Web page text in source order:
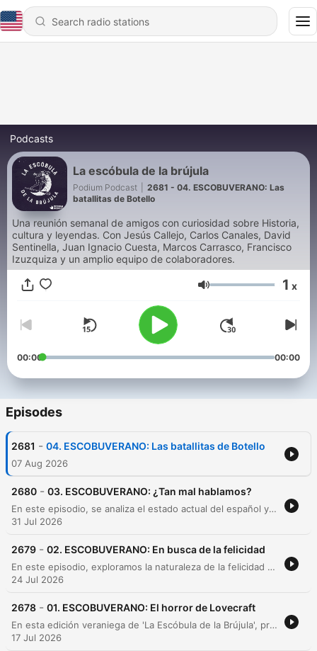
Podcasts
La escóbula de la brújula
Podium Podcast
2681 - 04. ESCOBUVERANO: Las
batallitas de Botello
Una reunión semanal de amigos con curiosidad sobre Historia,
cultura y leyendas. Con Jesús Callejo, Carlos Canales, David
Sentinella, Juan Ignacio Cuesta, Marcos Carrasco, Francisco
Izuzquiza y un amplio equipo de colaboradores.
Volume 1 x
00:00 00:00
Episodes
2681 - 04. ESCOBUVERANO: Las batallitas de Botello
07 Aug 2026
2680 - 03. ESCOBUVERANO: ¿Tan mal hablamos?
En este episodio, se analiza el estado actual del español y los riesgos del empobrecimiento lingüístico debido a la influencia de internet, las redes sociales y el inglés. A través de una conversación con el filólogo Fernando Vilches, se debate cómo la reducción del léxico puede afectar la capacidad cognitiva y la estructuración del pensamiento en las nuevas generaciones. Asimismo, los interlocutores exploran la evolución del idioma mediante neologismos, préstamos lingüísticos y la tensión entre las normas académicas y el uso popular. El debate aborda también la responsabilidad del sistema educativo, la riqueza de los localismos regionales y cómo la perversión del lenguaje político y la falta de precisión ortográfica impactan en la identidad y la salud mental.
31 Jul 2026
2679 - 02. ESCOBUVERANO: En busca de la felicidad
En este episodio, exploramos la naturaleza de la felicidad y el éxito a través de las perspectivas de José Gregorio González y Cipriano Quintas. La charla aborda la diferencia entre la felicidad como un objetivo externo y la felicidad como un camino basado en valores, analizando cómo las tendencias actuales y las redes sociales pueden distorsionar nuestra percepción de la realidad. Asimismo, se profundiza en la importancia de los vínculos afectivos y la inteligencia relacional. A través de conceptos como el 'Saguabona', el 'Ubuntu' y el 'Ho'oponopono', los invitados destacan cómo la coherencia, la vulnerabilidad, el perdón y la conexión con la comunidad son pilares fundamentales para alcanzar una verdadera plenitud personal y social.
24 Jul 2026
2678 - 01. ESCOBUVERANO: El horror de Lovecraft
En esta edición veraniega de 'La Escóbula de la Brújula', presentamos a Juan Antonio Sanz para explorar la vida y el legado de H.P. Lovecraft. La conversación desmitifica la personalidad del autor, analizando cómo su entorno en Nueva Inglaterra y sus experiencias personales, como la parálisis del sueño, nutrieron su mitología. El episodio profundiza en los conceptos fundamentales del horror cósmico, la importancia de su red literaria de correspondencia y su impacto en el arte y el cine. Además, se ofrecen recomendaciones de relatos emblemáticos, adaptaciones al cómic, manga y cine, destacando la influencia recíproca entre Lovecraft y figuras como H.R. Giger.
17 Jul 2026